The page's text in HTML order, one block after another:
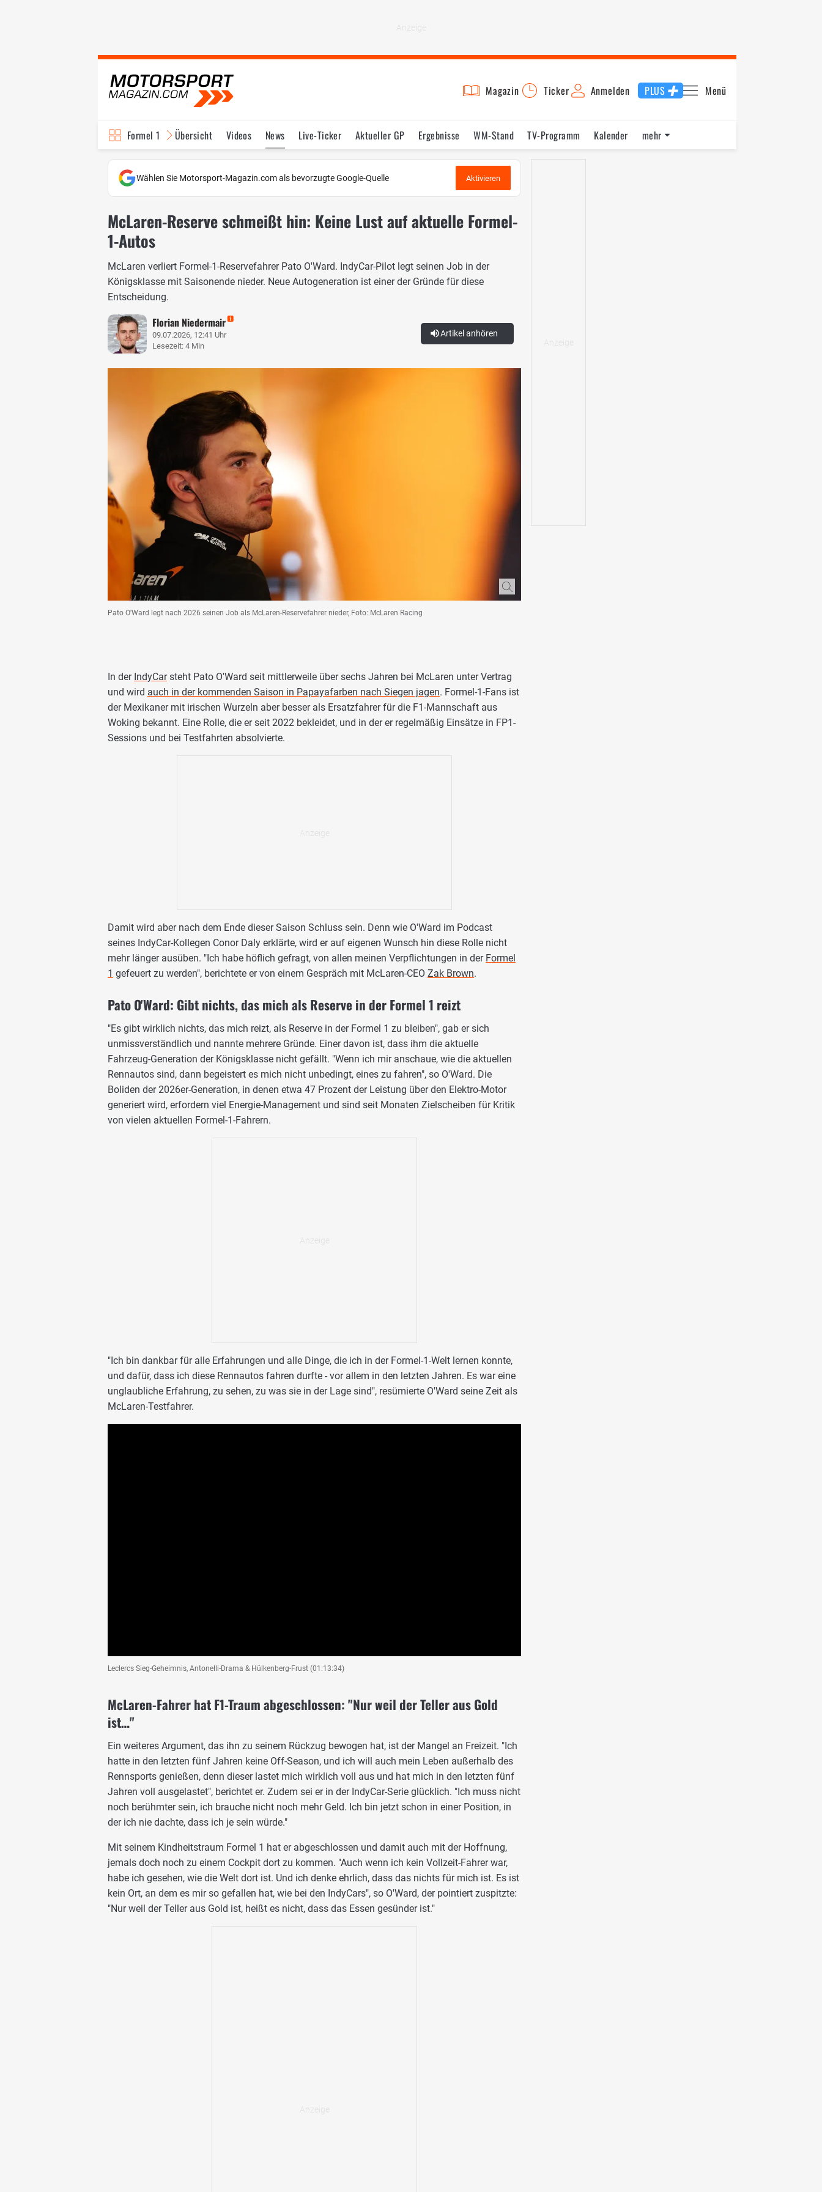
Magazin Ticker Anmelden PLUS Menü
Formel 1 Übersicht Videos News Live-Ticker Aktueller GP Ergebnisse WM-Stand TV-Programm
Kalender
Fahrer & Teams
Bilder Termine Statistik Testfahrten Reglement Lexikon
mehr
Wählen Sie Motorsport-Magazin.com als bevorzugte Google-Quelle Aktivieren
McLaren-Reserve schmeißt hin: Keine Lust auf aktuelle Formel-
1-Autos
McLaren verliert Formel-1-Reservefahrer Pato O'Ward. IndyCar-Pilot legt seinen Job in der
Königsklasse mit Saisonende nieder. Neue Autogeneration ist einer der Gründe für diese
Entscheidung.
Florian Niedermair
09.07.2026, 12:41 Uhr
Lesezeit: 4 Min
Artikel anhören
Pato O'Ward legt nach 2026 seinen Job als McLaren-Reservefahrer nieder, Foto: McLaren Racing
In der IndyCarsteht Pato O'Ward seit mittlerweile über sechs Jahren bei McLaren unter Vertrag
und wird auch in der kommenden Saison in Papayafarben nach Siegen jagen. Formel-1-Fans ist
der Mexikaner mit irischen Wurzeln aber besser als Ersatzfahrer für die F1-Mannschaft aus
Woking bekannt. Eine Rolle, die er seit 2022 bekleidet, und in der er regelmäßig Einsätze in FP1-
Sessions und bei Testfahrten absolvierte.
Damit wird aber nach dem Ende dieser Saison Schluss sein. Denn wie O'Ward im Podcast
seines IndyCar-Kollegen Conor Daly erklärte, wird er auf eigenen Wunsch hin diese Rolle nicht
mehr länger ausüben. "Ich habe höflich gefragt, von allen meinen Verpflichtungen in der Formel
1 gefeuert zu werden", berichtete er von einem Gespräch mit McLaren-CEO Zak Brown.
Pato O'Ward: Gibt nichts, das mich als Reserve in der Formel 1 reizt
"Es gibt wirklich nichts, das mich reizt, als Reserve in der Formel 1 zu bleiben", gab er sich
unmissverständlich und nannte mehrere Gründe. Einer davon ist, dass ihm die aktuelle
Fahrzeug-Generation der Königsklasse nicht gefällt. "Wenn ich mir anschaue, wie die aktuellen
Rennautos sind, dann begeistert es mich nicht unbedingt, eines zu fahren", so O'Ward. Die
Boliden der 2026er-Generation, in denen etwa 47 Prozent der Leistung über den Elektro-Motor
generiert wird, erfordern viel Energie-Management und sind seit Monaten Zielscheiben für Kritik
von vielen aktuellen Formel-1-Fahrern.
"Ich bin dankbar für alle Erfahrungen und alle Dinge, die ich in der Formel-1-Welt lernen konnte,
und dafür, dass ich diese Rennautos fahren durfte - vor allem in den letzten Jahren. Es war eine
unglaubliche Erfahrung, zu sehen, zu was sie in der Lage sind", resümierte O'Ward seine Zeit als
McLaren-Testfahrer.
Leclercs Sieg-Geheimnis, Antonelli-Drama & Hülkenberg-Frust (01:13:34)
McLaren-Fahrer hat F1-Traum abgeschlossen: "Nur weil der Teller aus Gold
ist…"
Ein weiteres Argument, das ihn zu seinem Rückzug bewogen hat, ist der Mangel an Freizeit. "Ich
hatte in den letzten fünf Jahren keine Off-Season, und ich will auch mein Leben außerhalb des
Rennsports genießen, denn dieser lastet mich wirklich voll aus und hat mich in den letzten fünf
Jahren voll ausgelastet", berichtet er. Zudem sei er in der IndyCar-Serie glücklich. "Ich muss nicht
noch berühmter sein, ich brauche nicht noch mehr Geld. Ich bin jetzt schon in einer Position, in
der ich nie dachte, dass ich je sein würde."
Mit seinem Kindheitstraum Formel 1 hat er abgeschlossen und damit auch mit der Hoffnung,
jemals doch noch zu einem Cockpit dort zu kommen. "Auch wenn ich kein Vollzeit-Fahrer war,
habe ich gesehen, wie die Welt dort ist. Und ich denke ehrlich, dass das nichts für mich ist. Es ist
kein Ort, an dem es mir so gefallen hat, wie bei den IndyCars", so O'Ward, der pointiert zuspitzte:
"Nur weil der Teller aus Gold ist, heißt es nicht, dass das Essen gesünder ist."